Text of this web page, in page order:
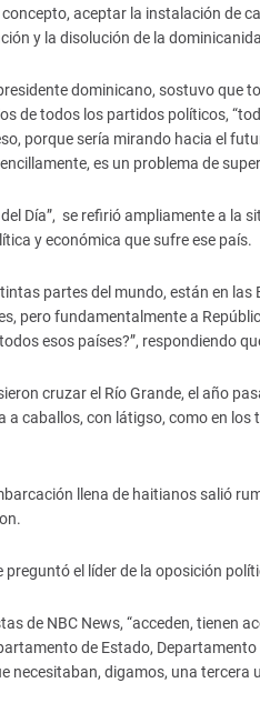
aceptar la instalación de
y la disolución de la
dominicano, sostuvo que
de todos los partidos políticos,
porque sería mirando hacia el
es un problema de
Día”, se refirió ampliamente a la
y económica que sufre ese país.
partes del mundo, están en
pero fundamentalmente a
esos países?”, respondiendo
cruzar el Río Grande, el año
caballos, con látigso, como en los
llena de haitianos salió
preguntó el líder de la oposición
de NBC News, “acceden, tienen
de Estado,
necesitaban, digamos, una tercera